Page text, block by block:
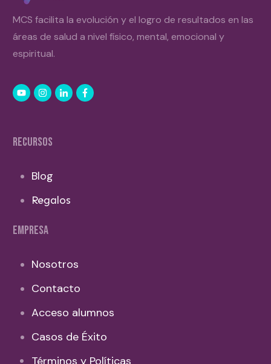
MCS facilita la evolución y el logro de resultados en las
áreas de salud a nivel físico, mental, emocional y
espiritual.
RECURSOS
Blog
Regalos
EMPRESA
Nosotros
Contacto
Acceso alumnos
Casos de Éxito